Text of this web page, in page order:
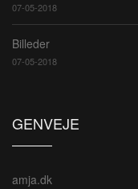
07-05-2018
Billeder
07-05-2018
GENVEJE
amja.dk